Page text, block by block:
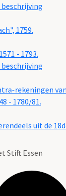
beschrijving
1759.
- 1793.
beschrijving
rekeningen
- 1780/81.
uit de
Stift Essen